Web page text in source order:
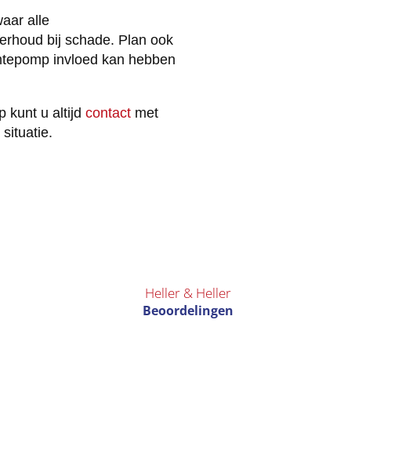
alle
bij schade. Plan ook
invloed kan hebben
kunt u altijd contact met
Heller & Heller
Beoordelingen